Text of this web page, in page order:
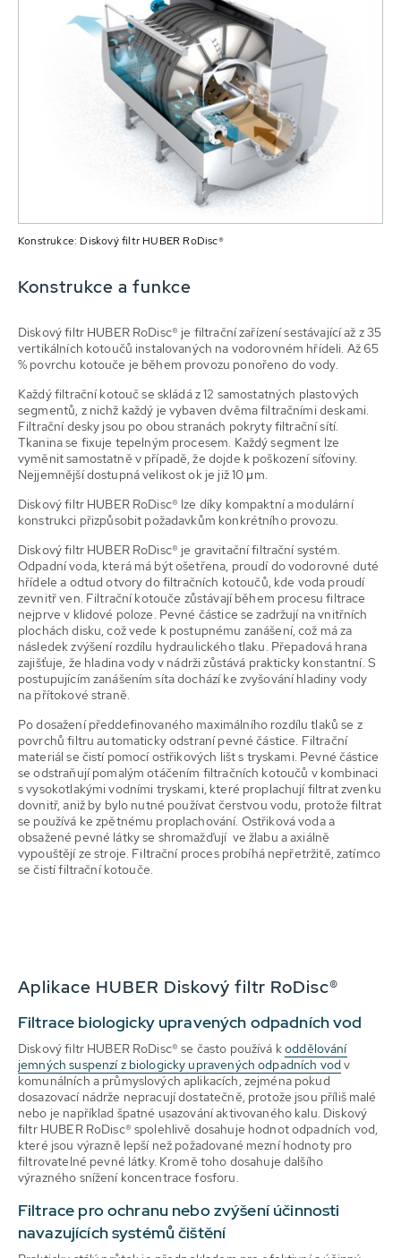
Konstrukce: Diskový filtr HUBER RoDisc®
Konstrukce a funkce
Diskový filtr HUBER RoDisc® je filtrační zařízení sestávající až z 35
vertikálních kotoučů instalovaných na vodorovném hřídeli. Až 65
% povrchu kotouče je během provozu ponořeno do vody.
Každý filtrační kotouč se skládá z 12 samostatných plastových
segmentů, z nichž každý je vybaven dvěma filtračními deskami.
Filtrační desky jsou po obou stranách pokryty filtrační sítí.
Tkanina se fixuje tepelným procesem. Každý segment lze
vyměnit samostatně v případě, že dojde k poškození síťoviny.
Nejjemnější dostupná velikost ok je již 10 μm.
Diskový filtr HUBER RoDisc® lze díky kompaktní a modulární
konstrukci přizpůsobit požadavkům konkrétního provozu.
Diskový filtr HUBER RoDisc® je gravitační filtrační systém.
Odpadní voda, která má být ošetřena, proudí do vodorovné duté
hřídele a odtud otvory do filtračních kotoučů, kde voda proudí
zevnitř ven. Filtrační kotouče zůstávají během procesu filtrace
nejprve v klidové poloze. Pevné částice se zadržují na vnitřních
plochách disku, což vede k postupnému zanášení, což má za
následek zvýšení rozdílu hydraulického tlaku. Přepadová hrana
zajišťuje, že hladina vody v nádrži zůstává prakticky konstantní. S
postupujícím zanášením síta dochází ke zvyšování hladiny vody
na přítokové straně.
Po dosažení předdefinovaného maximálního rozdílu tlaků se z
povrchů filtru automaticky odstraní pevné částice. Filtrační
materiál se čistí pomocí ostřikových lišt s tryskami. Pevné částice
se odstraňují pomalým otáčením filtračních kotoučů v kombinaci
s vysokotlakými vodními tryskami, které proplachují filtrat zvenku
dovnitř, aniž by bylo nutné používat čerstvou vodu, protože filtrat
se používá ke zpětnému proplachování. Ostřiková voda a
obsažené pevné látky se shromažďují ve žlabu a axiálně
vypouštějí ze stroje. Filtrační proces probíhá nepřetržitě, zatímco
se čistí filtrační kotouče.
Aplikace HUBER Diskový filtr RoDisc®
Filtrace biologicky upravených odpadních vod
Diskový filtr HUBER RoDisc® se často používá koddělování
jemných suspenzí z biologicky upravených odpadních vod v
komunálních a průmyslových aplikacích, zejména pokud
dosazovací nádrže nepracují dostatečně, protože jsou příliš malé
nebo je například špatné usazování aktivovaného kalu. Diskový
filtr HUBER RoDisc® spolehlivě dosahuje hodnot odpadních vod,
které jsou výrazně lepší než požadované mezní hodnoty pro
filtrovatelné pevné látky. Kromě toho dosahuje dalšího
výrazného snížení koncentrace fosforu.
Filtrace pro ochranu nebo zvýšení účinnosti
navazujících systémů čištění